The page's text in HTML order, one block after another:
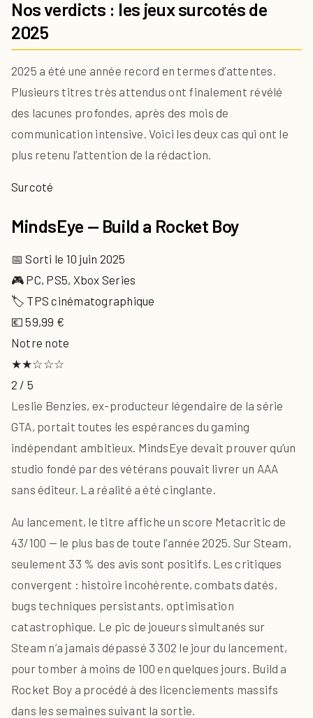
Nos verdicts : les jeux surcotés de
2025
2025 a été une année record en termes d’attentes.
Plusieurs titres très attendus ont finalement révélé
des lacunes profondes, après des mois de
communication intensive. Voici les deux cas qui ont le
plus retenu l’attention de la rédaction.
Surcoté
MindsEye — Build a Rocket Boy
📅 Sorti le 10 juin 2025
🎮 PC, PS5, Xbox Series
🏷 TPS cinématographique
💶 59,99 €
Notre note
★★☆☆☆
2 / 5
Leslie Benzies, ex-producteur légendaire de la série
GTA, portait toutes les espérances du gaming
indépendant ambitieux. MindsEye devait prouver qu’un
studio fondé par des vétérans pouvait livrer un AAA
sans éditeur. La réalité a été cinglante.
Au lancement, le titre affiche un score Metacritic de
43/100 — le plus bas de toute l’année 2025. Sur Steam,
seulement 33 % des avis sont positifs. Les critiques
convergent : histoire incohérente, combats datés,
bugs techniques persistants, optimisation
catastrophique. Le pic de joueurs simultanés sur
Steam n’a jamais dépassé 3 302 le jour du lancement,
pour tomber à moins de 100 en quelques jours. Build a
Rocket Boy a procédé à des licenciements massifs
dans les semaines suivant la sortie.